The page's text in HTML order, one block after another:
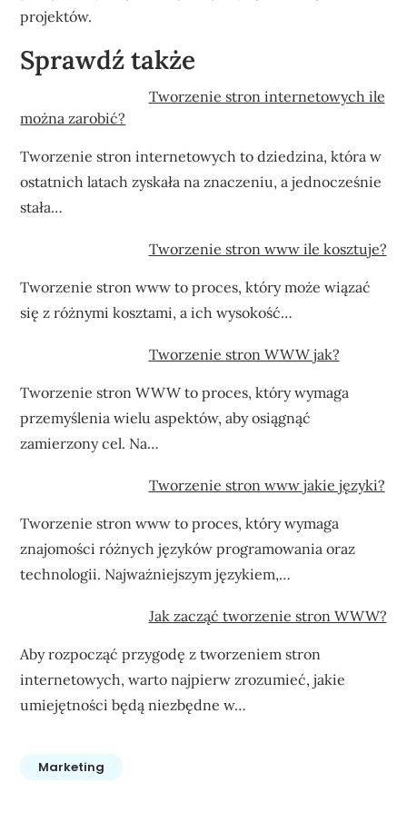
projektów.
Sprawdź także
Tworzenie stron internetowych ile
można zarobić?
Tworzenie stron internetowych to dziedzina, która w
ostatnich latach zyskała na znaczeniu, a jednocześnie
stała…
Tworzenie stron www ile kosztuje?
Tworzenie stron www to proces, który może wiązać
się z różnymi kosztami, a ich wysokość…
Tworzenie stron WWW jak?
Tworzenie stron WWW to proces, który wymaga
przemyślenia wielu aspektów, aby osiągnąć
zamierzony cel. Na…
Tworzenie stron www jakie języki?
Tworzenie stron www to proces, który wymaga
znajomości różnych języków programowania oraz
technologii. Najważniejszym językiem,…
Jak zacząć tworzenie stron WWW?
Aby rozpocząć przygodę z tworzeniem stron
internetowych, warto najpierw zrozumieć, jakie
umiejętności będą niezbędne w…
Marketing